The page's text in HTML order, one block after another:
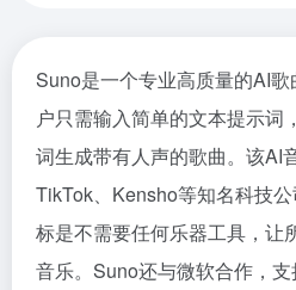
Suno是一个专业高质量的AI
户只需输入简单的文本提示词
词生成带有人声的歌曲。该AI
TikTok、Kensho等知名科技
标是不需要任何乐器工具，让
音乐。Suno还与微软合作，